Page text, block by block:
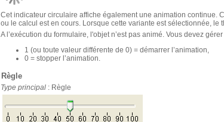
Cet indicateur circulaire affiche également une animation continue.
ou le calcul est en cours. Lorsque cette variante est sélectionnée, le
A l’exécution du formulaire, l'objet n’est pas animé. Vous devez
1 (ou toute valeur différente de 0) = démarrer l’animation,
0 = stopper l’animation.
Règle
Type principal : Règle